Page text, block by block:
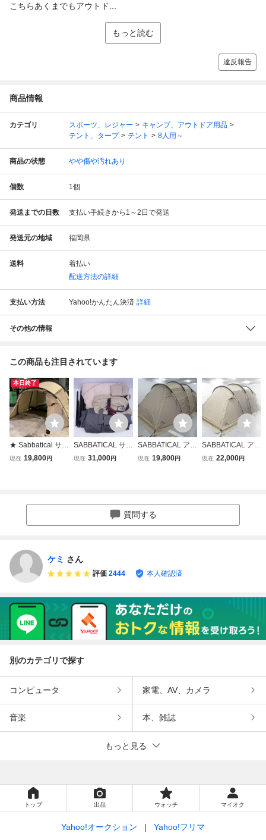
こちらあくまでもアウトド...
もっと読む
違反報告
商品情報
カテゴリ スポーツ、レジャー
キャンプ、アウトドア用品
テント、タープ
テント 8人用～
商品の状態 やや傷や汚れあり
個数 1個
発送までの日数 支払い手続きから1～2日で発送
発送元の地域 福岡県
送料
着払い
配送方法の詳細
支払い方法 Yahoo!かんたん決済 詳細
その他の情報
この商品も注目されています
本日終了
★ Sabbatical サバ
ティカル GILIA ギ
現在 19,800円
SABBATICAL サバ
ティカル モーニン
現在 31,000円
SABBATICAL アル
ニカ （フライの
現在 19,800円
SABBATICAL アル
ニカ サバティカル
現在 22,000円
質問する
ケミ さん
評価 2444 本人確認済
別のカテゴリで探す
コンピュータ 家電、AV、カメラ
音楽 本、雑誌
もっと見る
トップ 出品 ウォッチ マイオク
Yahoo!オークション
Yahoo!フリマ